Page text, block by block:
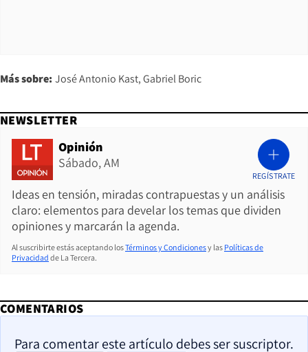
Más sobre: José Antonio Kast Gabriel Boric
NEWSLETTER
Opinión
Sábado, AM
Ideas en tensión, miradas contrapuestas y un análisis
claro: elementos para develar los temas que dividen
opiniones y marcarán la agenda.
REGÍSTRATE
Al suscribirte estás aceptando losTérminos y Condicionesy las Políticas de
Privacidad de La Tercera.
COMENTARIOS
Para comentar este artículo debes ser suscriptor.